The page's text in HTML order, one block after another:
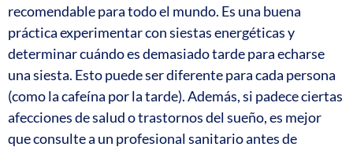
recomendable para todo el mundo. Es una buena
práctica experimentar con siestas energéticas y
determinar cuándo es demasiado tarde para echarse
una siesta. Esto puede ser diferente para cada persona
(como la cafeína por la tarde). Además, si padece ciertas
afecciones de salud o trastornos del sueño, es mejor
que consulte a un profesional sanitario antes de